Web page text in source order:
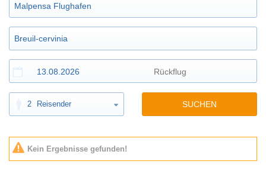
2 Reisender SUCHEN
Kein Ergebnisse gefunden!